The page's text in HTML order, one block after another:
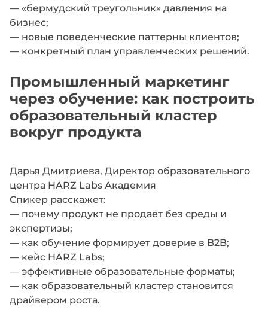
— «бермудский треугольник» давления на
бизнес;
— новые поведенческие паттерны клиентов;
— конкретный план управленческих решений.
Промышленный маркетинг
через обучение: как построить
образовательный кластер
вокруг продукта
Дарья Дмитриева, Директор образовательного
центра HARZ Labs Академия
Спикер расскажет:
— почему продукт не продаёт без среды и
экспертизы;
— как обучение формирует доверие в B2B;
— кейс HARZ Labs;
— эффективные образовательные форматы;
— как образовательный кластер становится
драйвером роста.